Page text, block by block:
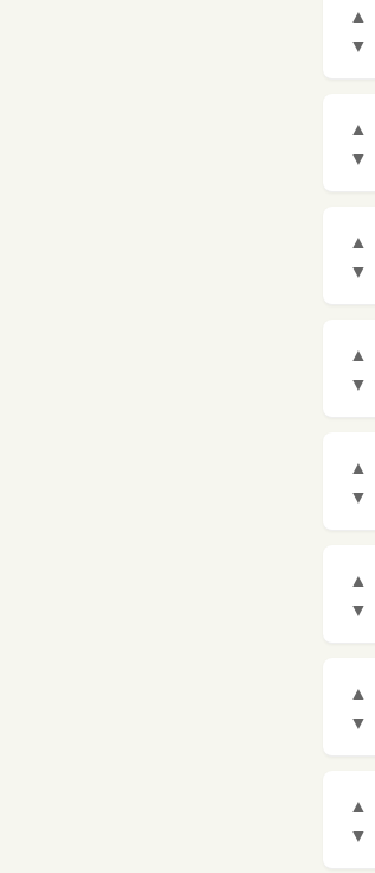
▲
▼
▲
▼
▲
▼
▲
▼
▲
▼
▲
▼
▲
▼
▲
▼